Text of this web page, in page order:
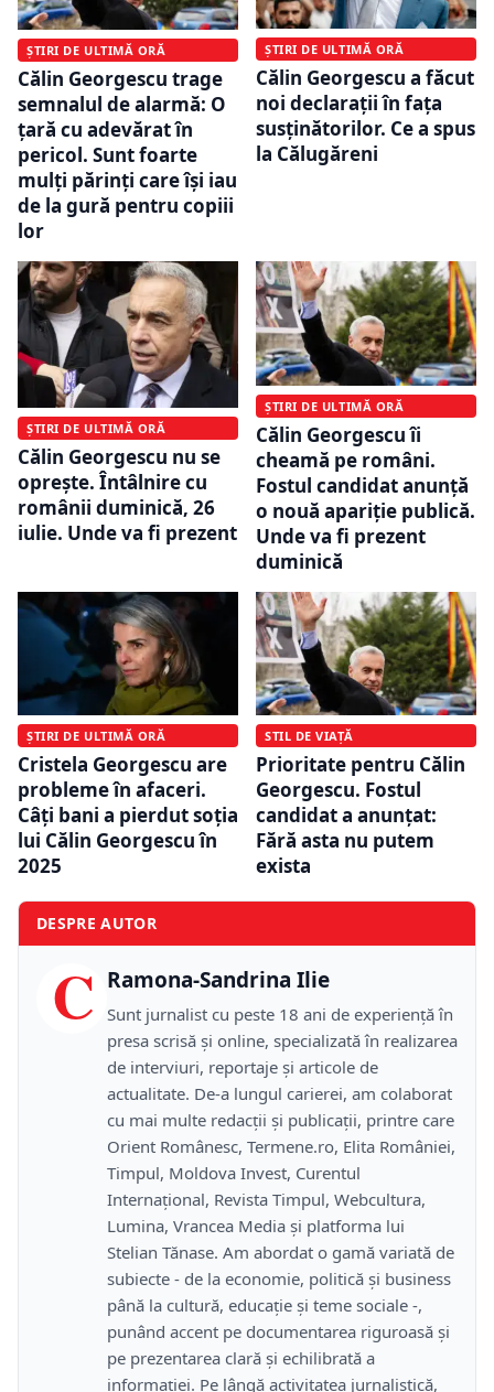
ȘTIRI DE ULTIMĂ ORĂ
Călin Georgescu trage
semnalul de alarmă: O
țară cu adevărat în
pericol. Sunt foarte
mulți părinți care își iau
de la gură pentru copiii
lor
ȘTIRI DE ULTIMĂ ORĂ
Călin Georgescu a făcut
noi declarații în fața
susținătorilor. Ce a spus
la Călugăreni
ȘTIRI DE ULTIMĂ ORĂ
Călin Georgescu nu se
oprește. Întâlnire cu
românii duminică, 26
iulie. Unde va fi prezent
ȘTIRI DE ULTIMĂ ORĂ
Călin Georgescu îi
cheamă pe români.
Fostul candidat anunță
o nouă apariție publică.
Unde va fi prezent
duminică
ȘTIRI DE ULTIMĂ ORĂ
Cristela Georgescu are
probleme în afaceri.
Câți bani a pierdut soția
lui Călin Georgescu în
2025
STIL DE VIAȚĂ
Prioritate pentru Călin
Georgescu. Fostul
candidat a anunțat:
Fără asta nu putem
exista
DESPRE AUTOR
C Ramona-Sandrina Ilie
Sunt jurnalist cu peste 18 ani de experiență în
presa scrisă și online, specializată în realizarea
de interviuri, reportaje și articole de
actualitate. De-a lungul carierei, am colaborat
cu mai multe redacții și publicații, printre care
Orient Românesc, Termene.ro, Elita României,
Timpul, Moldova Invest, Curentul
Internațional, Revista Timpul, Webcultura,
Lumina, Vrancea Media și platforma lui
Stelian Tănase. Am abordat o gamă variată de
subiecte - de la economie, politică și business
până la cultură, educație și teme sociale -,
punând accent pe documentarea riguroasă și
pe prezentarea clară și echilibrată a
informației. Pe lângă activitatea jurnalistică,